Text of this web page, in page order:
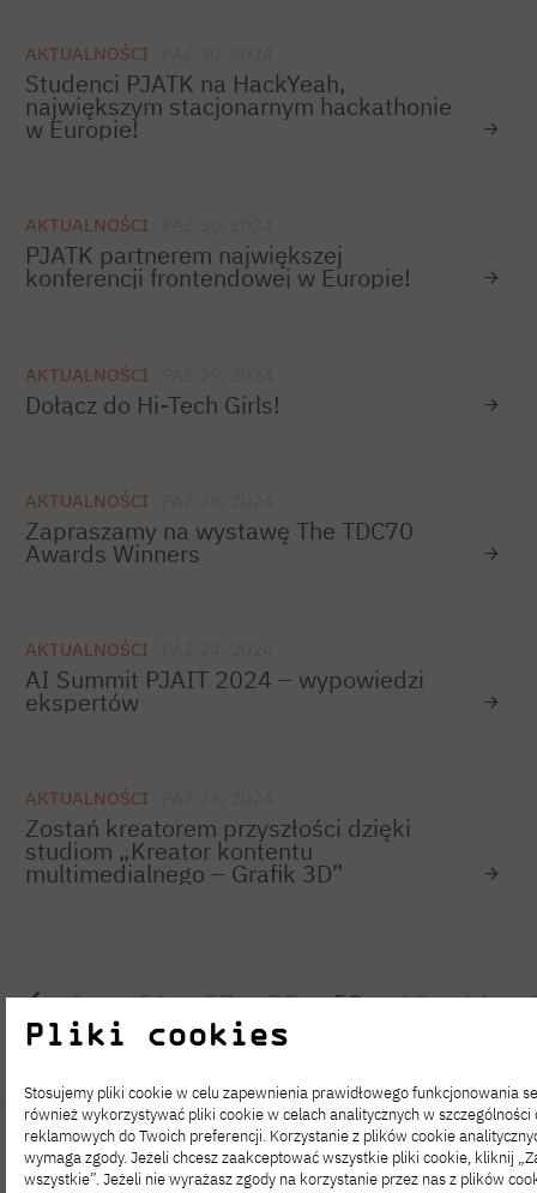
AKTUALNOŚCI
Studenci PJATK na HackYeah,
największym stacjonarnym hackathonie
w Europie!
AKTUALNOŚCI
PJATK partnerem największej
konferencji frontendowej w Europie!
AKTUALNOŚCI
Dołącz do Hi-Tech Girls!
AKTUALNOŚCI
Zapraszamy na wystawę The TDC70
Awards Winners
AKTUALNOŚCI
AI Summit PJAIT 2024 – wypowiedzi
ekspertów
AKTUALNOŚCI
Zostań kreatorem przyszłości dzięki
studiom „Kreator kontentu
multimedialnego – Grafik 3D”
1 … 56 57 58 59 60 61
Pliki cookies
Stosujemy pliki cookie w celu zapewnienia prawidłowego funkcjonowania
również wykorzystywać pliki cookie w celach analitycznych w
reklamowych do Twoich preferencji. Korzystanie z plików cookie
wymaga zgody. Jeżeli chcesz zaakceptować wszystkie pliki cookie, kliknij
wszystkie”. Jeżeli nie wyrażasz zgody na korzystanie przez nas z plików